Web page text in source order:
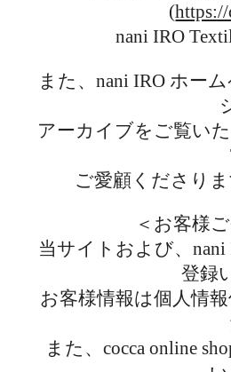
(https://
nani IRO
また、nani IRO ホー
アーカイブを ご覧い
ご愛顧くださり
＜お客様
当サイトおよび、
登録
お客様情報は個人情
また、cocca online